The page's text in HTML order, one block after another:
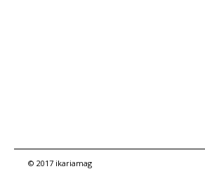
© 2017 ikariamag